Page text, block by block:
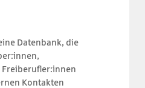
Datenbank, die
Kontakten